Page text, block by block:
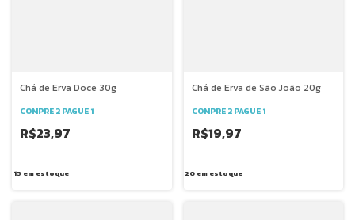
Chá de Erva Doce 30g
COMPRE 2 PAGUE 1
R$23,97
15 em estoque
Chá de Erva de São João 20g
COMPRE 2 PAGUE 1
R$19,97
20 em estoque